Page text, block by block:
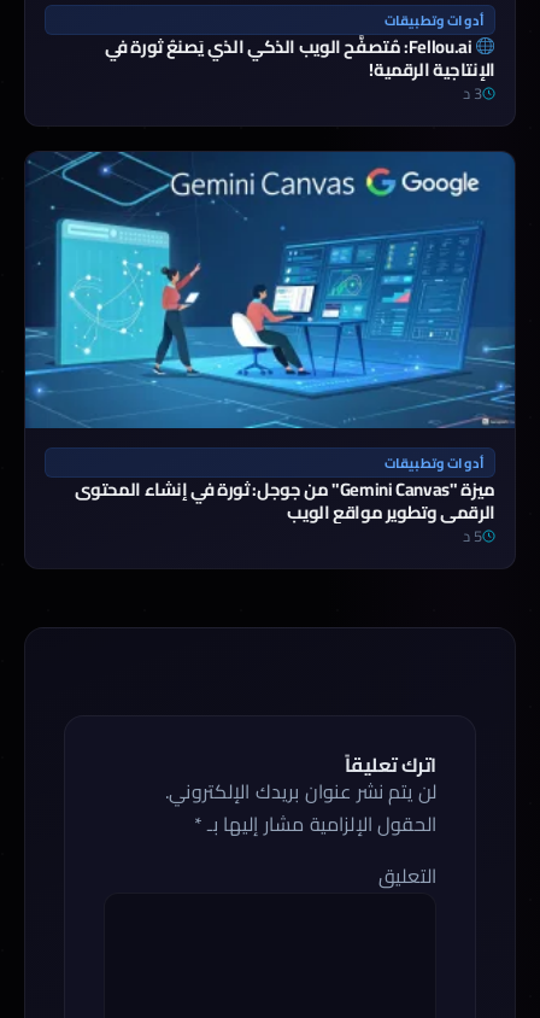
أدوات وتطبيقات
Fellou.ai: مُتصفَّح الويب الذكي الذي يَصنعُ ثورة في
الإنتاجية الرقمية!
3 د
أدوات وتطبيقات
ميزة "Gemini Canvas" من جوجل: ثورة في إنشاء المحتوى
الرقمي وتطوير مواقع الويب
5 د
اترك تعليقاً
لن يتم نشر عنوان بريدك الإلكتروني.
الحقول الإلزامية مشار إليها بـ*
التعليق